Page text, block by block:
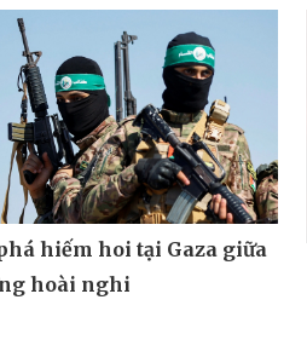
hiếm hoi tại Gaza giữa
hoài nghi